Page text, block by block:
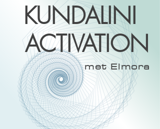
KUNDALINI
ACTIVATION
met Elmora